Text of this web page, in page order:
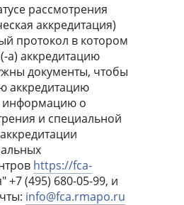
рассмотрения
аккредитация)
протокол в котором
а) аккредитацию
документы, чтобы
аккредитацию
информацию о
и специальной
https://fca-
+7 (495) 680-05-99, и
info@fca.rmapo.ru